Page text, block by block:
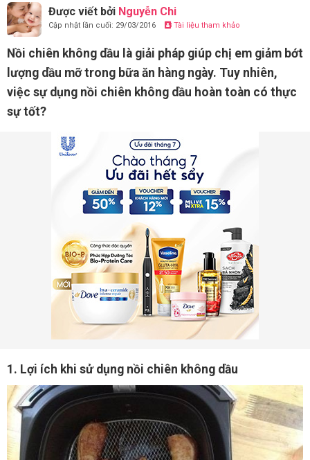
Được viết bởi Nguyễn Chi
Cập nhật lần cuối: 29/03/2016 Tài liệu tham khảo
Nồi chiên không dầu là giải pháp giúp chị em giảm bớt
lượng dầu mỡ trong bữa ăn hàng ngày. Tuy nhiên,
việc sự dụng nồi chiên không dầu hoàn toàn có thực
sự tốt?
1. Lợi ích khi sử dụng nồi chiên không dầu